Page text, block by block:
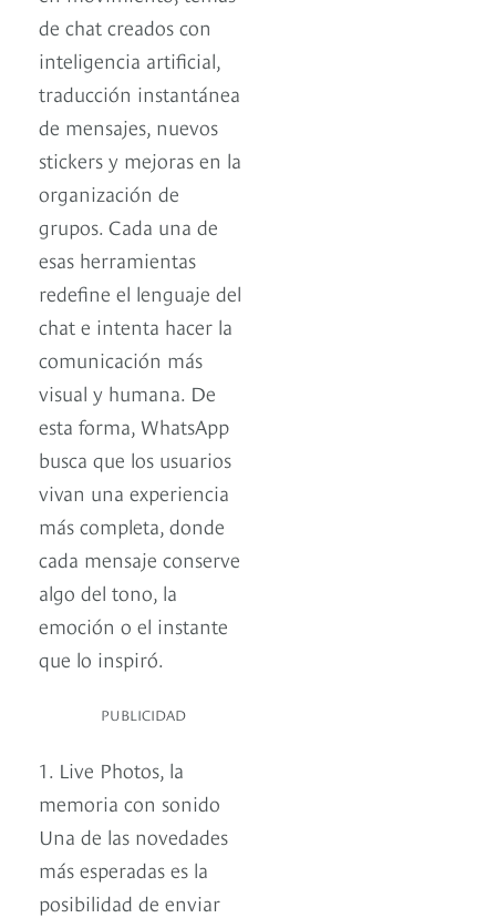
de chat creados con
inteligencia artificial,
traducción instantánea
de mensajes, nuevos
stickers y mejoras en la
organización de
grupos. Cada una de
esas herramientas
redefine el lenguaje del
chat e intenta hacer la
comunicación más
visual y humana. De
esta forma, WhatsApp
busca que los usuarios
vivan una experiencia
más completa, donde
cada mensaje conserve
algo del tono, la
emoción o el instante
que lo inspiró.
PUBLICIDAD
1. Live Photos, la
memoria con sonido
Una de las novedades
más esperadas es la
posibilidad de enviar